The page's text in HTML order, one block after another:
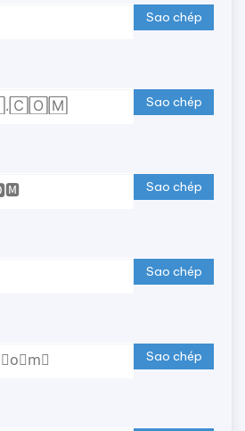
Sao chép
Sao chép
Sao chép
Sao chép
Sao chép